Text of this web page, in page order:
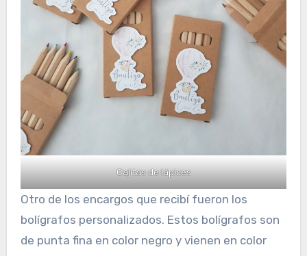
Cajitas de lápices
Otro de los encargos que recibí fueron los
bolígrafos personalizados. Estos bolígrafos son
de punta fina en color negro y vienen en color